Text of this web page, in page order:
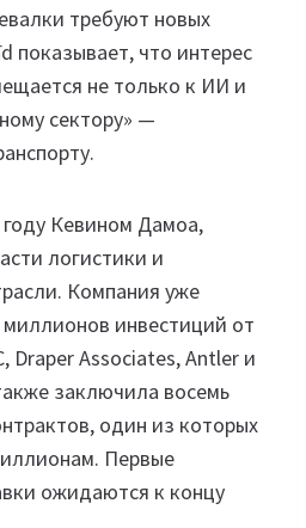
требуют новых
показывает, что интерес
не только к ИИ и
сектору» —
году Кевином Дамоа,
логистики и
Компания уже
инвестиций от
Draper Associates, Antler и
заключила восемь
один из которых
Первые
ожидаются к концу